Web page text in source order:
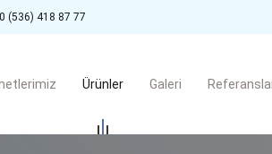
(536) 418 87 77
Ürünler Galeri